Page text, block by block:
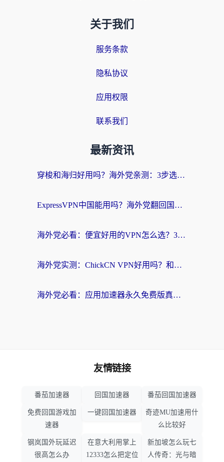
关于我们
服务条款
隐私协议
应用权限
联系我们
最新资讯
穿梭和海归好用吗？海外党亲测：3步选对回国加速器，无缝刷国内剧玩手游
ExpressVPN中国能用吗？海外党翻回国内的加速器选择指南（附番茄加速器实测）
海外党必看：便宜好用的VPN怎么选？3步解决回国访问难题+Steam改区技巧
海外党实测：ChickCN VPN好用吗？和OurPlay VPN对比哪个回国效果更好？附避坑指南
海外党必看：应用加速器永久免费版真的靠谱吗？教你选对回国加速器无缝刷国内资源
友情链接
番茄加速器 回国加速器 番茄回国加速器
免费回国游戏加
速器
一键回国加速器
奇迹MU加速用什
么比较好
钢岚国外玩延迟
很高怎么办
在意大利用掌上
12333怎么把定位
新加坡怎么玩七
人传奇：光与暗